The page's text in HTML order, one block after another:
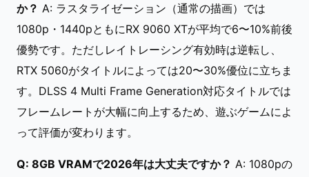
か？ A: ラスタライゼーション（通常の描画）では
1080p・1440pともにRX 9060 XTが平均で6〜10%前後
優勢です。ただしレイトレーシング有効時は逆転し、
RTX 5060がタイトルによっては20〜30%優位に立ちま
す。DLSS 4 Multi Frame Generation対応タイトルでは
フレームレートが大幅に向上するため、遊ぶゲームによ
って評価が変わります。
Q: 8GB VRAMで2026年は大丈夫ですか？ A: 1080pの